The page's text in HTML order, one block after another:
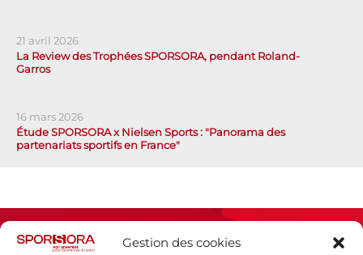
Gestion des cookies
21 avril 2026
La Review des Trophées SPORSORA, pendant Roland-
Garros
16 mars 2026
Étude SPORSORA x Nielsen Sports : "Panorama des
partenariats sportifs en France"